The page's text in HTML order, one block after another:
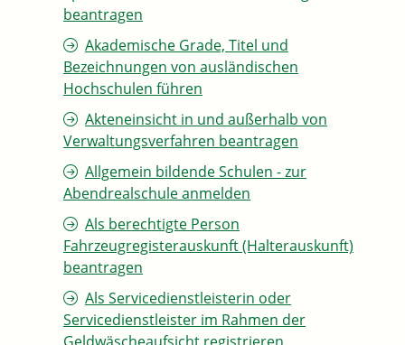
beantragen
Akademische Grade, Titel und
Bezeichnungen von ausländischen
Hochschulen führen
Akteneinsicht in und außerhalb von
Verwaltungsverfahren beantragen
Allgemein bildende Schulen - zur
Abendrealschule anmelden
Als berechtigte Person
Fahrzeugregisterauskunft (Halterauskunft)
beantragen
Als Servicedienstleisterin oder
Servicedienstleister im Rahmen der